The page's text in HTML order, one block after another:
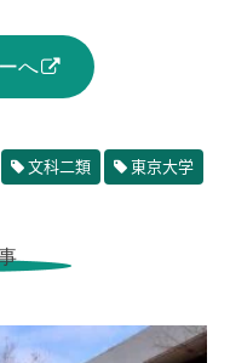
へ
文科二類 東京大学